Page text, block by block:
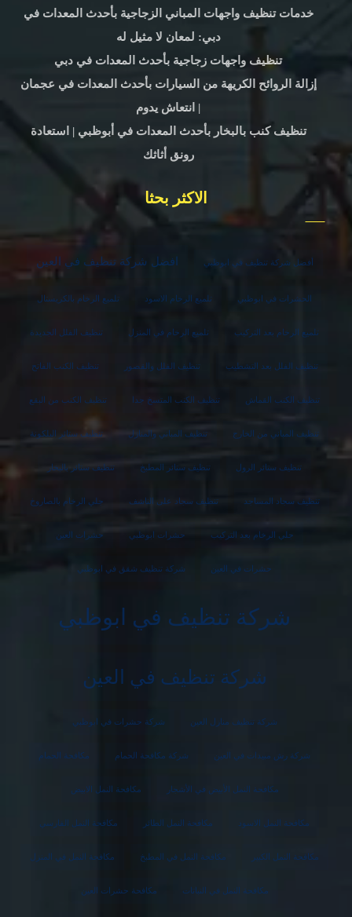
خدمات تنظيف واجهات المباني الزجاجية بأحدث المعدات في
دبي: لمعان لا مثيل له
تنظيف واجهات زجاجية بأحدث المعدات في دبي
إزالة الروائح الكريهة من السيارات بأحدث المعدات في عجمان
| انتعاش يدوم
تنظيف كنب بالبخار بأحدث المعدات في أبوظبي | استعادة
رونق أثاثك
الاكثر بحثا
أفضل شركة تنظيف في ابوظبي افضل شركة تنظيف في العين
الحشرات في ابوظبي تلميع الرخام الاسود تلميع الرخام بالكريستال
تلميع الرخام بعد التركيب تلميع الرخام في المنزل تنظيف الفلل الجديدة
تنظيف الفلل بعد التشطيب تنظيف الفلل والقصور تنظيف الكنب الفاتح
تنظيف الكنب القماش تنظيف الكنب المتسخ جدا تنظيف الكنب من البقع
تنظيف المباني من الخارج تنظيف المباني والمنازل تنظيف ستائر البلكونة
تنظيف ستائر الرول تنظيف ستائر المطبخ تنظيف ستائر بالبخار
تنظيف سجاد المساجد تنظيف سجاد على الناشف جلي الرخام بالصاروخ
جلي الرخام بعد التركيب حشرات ابوظبي حشرات العين
حشرات في العين شركة تنظيف شقق في ابوظبي
شركة تنظيف في ابوظبي
شركة تنظيف في العين
شركة تنظيف منازل العين شركة حشرات في ابوظبي
شركة رش مبيدات في العين شركة مكافحة الحمام مكافحة الحمام
مكافحة النمل الأبيض في الأشجار مكافحة النمل الابيض
مكافحة النمل الاسود مكافحة النمل الطائر مكافحة النمل الفارسي
مكافحة النمل الكبير مكافحة النمل في المطبخ مكافحة النمل في المنزل
مكافحة النمل في النباتات مكافحة حشرات العين